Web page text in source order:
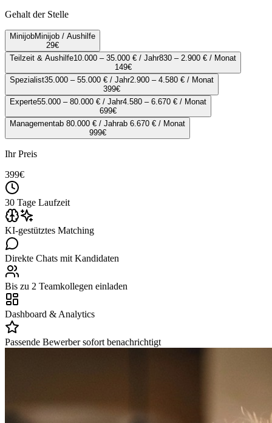
Gehalt der Stelle
MinijobMinijob / Aushilfe
29€
Teilzeit & Aushilfe10.000 – 35.000 € / Jahr830 – 2.900 € / Monat
149€
Spezialist35.000 – 55.000 € / Jahr2.900 – 4.580 € / Monat
399€
Experte55.000 – 80.000 € / Jahr4.580 – 6.670 € / Monat
699€
Managementab 80.000 € / Jahrab 6.670 € / Monat
999€
Ihr Preis
399€
30 Tage Laufzeit
KI-gestütztes Matching
Direkte Chats mit Kandidaten
Bis zu 2 Teamkollegen einladen
Dashboard & Analytics
Passende Bewerber sofort benachrichtigt